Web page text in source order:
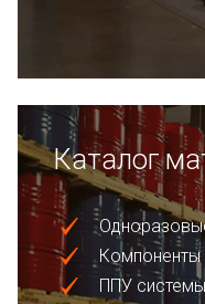
Каталог
Компоненты
ППУ